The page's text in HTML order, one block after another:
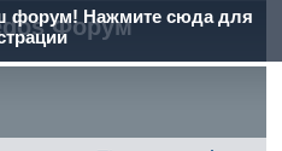
форум! Нажмите сюда для
Форум